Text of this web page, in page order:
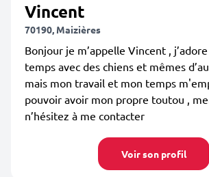
Vincent
70190, Maizières
Bonjour je m’appelle Vincent ,
temps avec des chiens et mêmes
mais mon travail et mon temps
pouvoir avoir mon propre toutou ,
n’hésitez à me contacter
Voir son profil